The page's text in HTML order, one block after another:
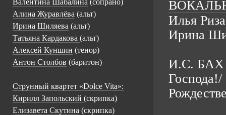
Валентина Шабалина (сопрано)
Алина Журавлёва (альт)
Ирина Шиляева (альт)
Татьяна Кардакова (альт)
Алексей Куншин (тенор)
Антон Столбов (баритон)
Струнный квартет «Dolce Vita»:
Кирилл Запольский (скрипка)
Елизавета Скутина (скрипка)
Илья
Ирина
И.С. БАХ
Господа!/